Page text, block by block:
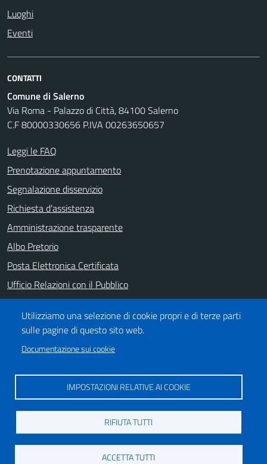
Utilizziamo una selezione di cookie propri e di terze parti
sulle pagine di questo sito web.
Documentazione sui cookie
IMPOSTAZIONI RELATIVE AI COOKIE
RIFIUTA TUTTI
ACCETTA TUTTI
Luoghi
Eventi
CONTATTI
Comune di Salerno
Via Roma - Palazzo di Città, 84100 Salerno
C.F 80000330656 P.IVA 00263650657
Leggi le FAQ
Prenotazione appuntamento
Segnalazione disservizio
Richiesta d'assistenza
Amministrazione trasparente
Albo Pretorio
Posta Elettronica Certificata
Ufficio Relazioni con il Pubblico
Note legali
Informativa privacy